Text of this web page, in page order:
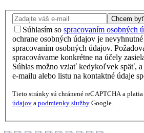
Chcem
Súhlasím so spracovaním osobných
ochrane osobných údajov je
spracovaním osobných údajov.
spracovávame konkrétne na účely
Súhlas možno vziať kedykoľvek späť,
e-mailu alebo listu na kontaktné údaje
Tieto stránky sú chránené reCAPTCHA a platia
údajov a podmienky služby Google.